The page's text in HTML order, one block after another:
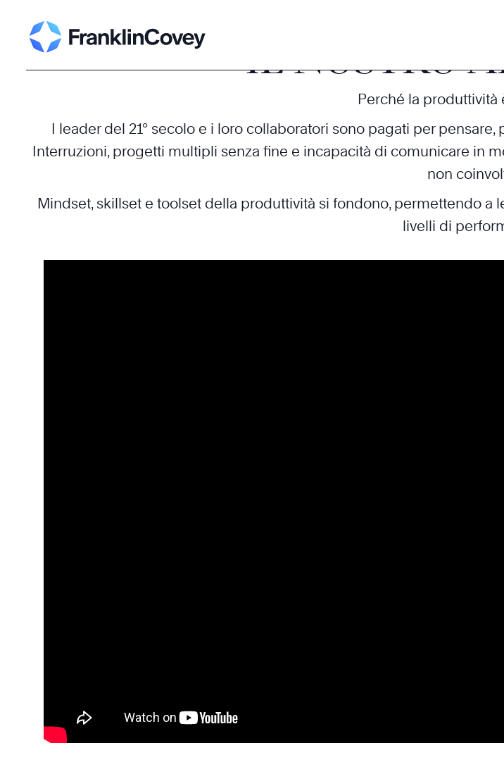
IL NOSTRO
Perché la produttività
I leader del 21° secolo e i loro collaboratori sono pagati per
Interruzioni, progetti multipli senza fine e incapacità di comunicare in
non
Mindset, skillset e toolset della produttività si fondono, permettendo
livelli di